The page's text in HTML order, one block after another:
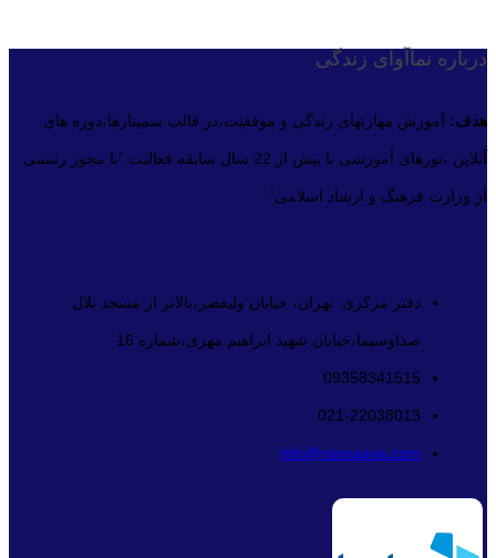
درباره نماآوای زندگی
هدف: آموزش مهارتهای زندگی و موفقیت،در قالب سمینارها،دوره های
آنلاین ،تورهای آموزشی با بیش از 22 سال سابقه فعالیت.”با مجوز رسمی
از وزارت فرهنگ و ارشاد اسلامی”
دفتر مرکزی: تهران، خیابان ولیعصر،بالاتر از مسجد بلال
صداوسیما،خیابان شهید ابراهیم مهری،شماره 16
09358341515
021-22038013
info@namaava.com